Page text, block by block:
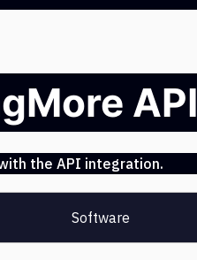
API
the API integration.
Software